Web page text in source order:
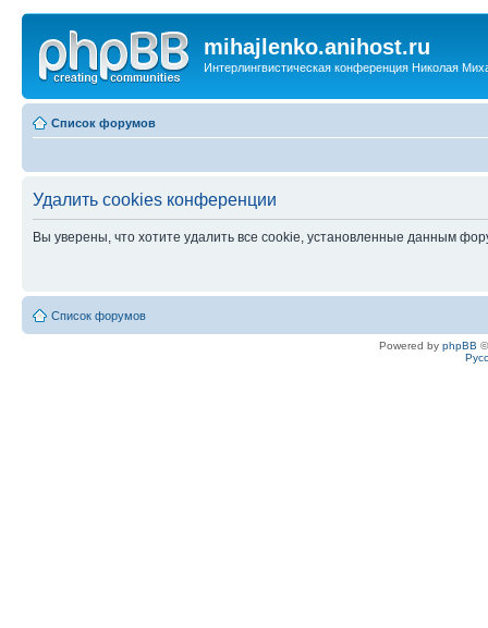
mihajlenko.anihost.ru
Интерлингвистическая конференция Николая
Список форумов
Удалить cookies конференции
Вы уверены, что хотите удалить все cookie, установленные данным
Список форумов
Powered by phpBB